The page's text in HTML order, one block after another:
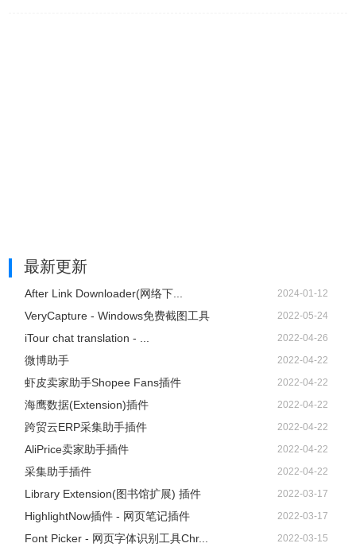
最新更新
After Link Downloader(网络下... 2024-01-12
VeryCapture - Windows免费截图工具 2022-05-24
iTour chat translation - ... 2022-04-26
微博助手 2022-04-22
虾皮卖家助手Shopee Fans插件 2022-04-22
海鹰数据(Extension)插件 2022-04-22
跨贸云ERP采集助手插件 2022-04-22
AliPrice卖家助手插件 2022-04-22
采集助手插件 2022-04-22
Library Extension(图书馆扩展) 插件 2022-03-17
HighlightNow插件 - 网页笔记插件 2022-03-17
Font Picker - 网页字体识别工具Chr... 2022-03-15